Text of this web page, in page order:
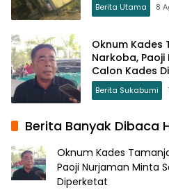
Berita Utama 8
Oknum Kades
Narkoba, Paoji
Calon Kades
Berita Sukabumi
Berita Banyak Dibaca
Oknum Kades
Paoji Nurjaman Minta
Diperketat